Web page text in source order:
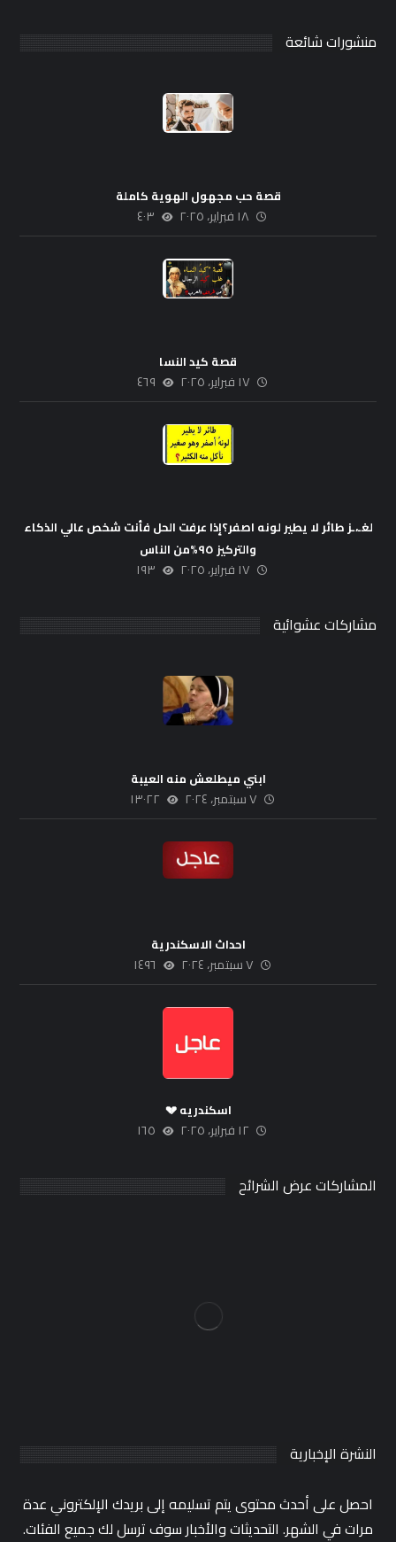
منشورات شائعة
قصة حب مجهول الهوية كاملة
١٨ فبراير، ٢٠٢٥ ٤٠٣
قصة كيد النسا
١٧ فبراير، ٢٠٢٥ ٤٦٩
لغـ،ـز طائر لا يطير لونه اصفر؟إذا عرفت الحل فأنت شخص عالي الذكاء
والتركيز ٩٥%من الناس
١٧ فبراير، ٢٠٢٥ ١٩٣
مشاركات عشوائية
ابني ميطلعش منه العيبة
٧ سبتمبر، ٢٠٢٤ ١٣٠٢٢
احداث الاسكندرية
٧ سبتمبر، ٢٠٢٤ ١٤٩٦
اسكندريه 💔
١٢ فبراير، ٢٠٢٥ ١٦٥
المشاركات عرض الشرائح
النشرة الإخبارية
احصل على أحدث محتوى يتم تسليمه إلى بريدك الإلكتروني عدة
مرات في الشهر. التحديثات والأخبار سوف ترسل لك جميع الفئات.